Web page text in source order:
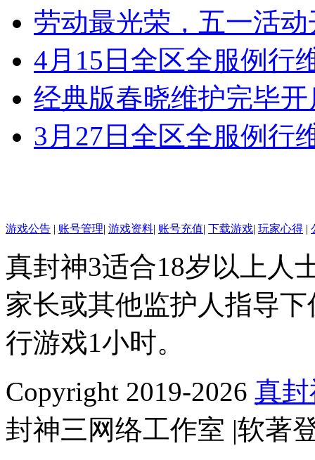
劳动最光荣，五一活
4月15日全区全服例行
经典版春晓维护完毕
3月27日全区全服例行
游戏公告 | 账号管理| 游戏资料| 账号充值| 下载游戏| 玩家心得 |
真封神3适合18岁以上人
家长或其他监护人指导
行游戏1小时。
Copyright 2019-2026 真
封神三网络工作室 |软著